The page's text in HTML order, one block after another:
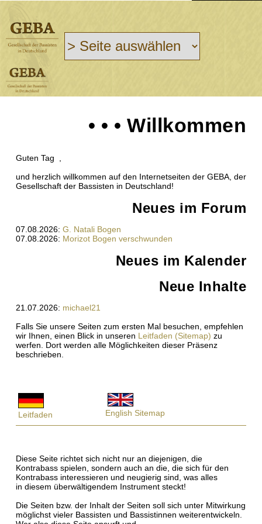
• • • Willkommen
Guten Tag ,
und herzlich willkommen auf den Internetseiten der GEBA, der
Gesellschaft der Bassisten in Deutschland!
Neues im Forum
07.08.2026: G. Natali Bogen
07.08.2026: Morizot Bogen verschwunden
Neues im Kalender
Neue Inhalte
21.07.2026: michael21
Falls Sie unsere Seiten zum ersten Mal besuchen, empfehlen
wir Ihnen, einen Blick in unseren Leitfaden (Sitemap) zu
werfen. Dort werden alle Möglichkeiten dieser Präsenz
beschrieben.
Leitfaden English Sitemap
Diese Seite richtet sich nicht nur an diejenigen, die
Kontrabass spielen, sondern auch an die, die sich für den
Kontrabass interessieren und neugierig sind, was alles
in diesem überwältigendem Instrument steckt!
Die Seiten bzw. der Inhalt der Seiten soll sich unter Mitwirkung
möglichst vieler Bassisten und Bassistinnen weiterentwickeln.